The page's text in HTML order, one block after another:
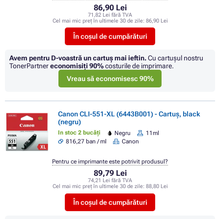
86,90 Lei
71,82 Lei fără TVA
Cel mai mic preț în ultimele 30 de zile: 86,90 Lei
În coșul de cumpărături
Avem pentru D-voastră un cartuș mai ieftin.Cu cartuşul nostru
TonerPartnereconomisiţi 90%costurile de imprimare.
Vreau să economisesc 90%
Canon CLI-551-XL (6443B001) - Cartuș, black
(negru)
In stoc 2 bucăți Negru
11ml
816,27 ban / ml
Canon
89,79 Lei
74,21 Lei fără TVA
Cel mai mic preț în ultimele 30 de zile: 88,80 Lei
În coșul de cumpărături
Pentru ce imprimante este potrivit produsul?